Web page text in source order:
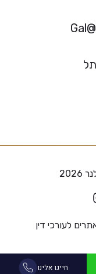
34, תל
חייגו אלינו